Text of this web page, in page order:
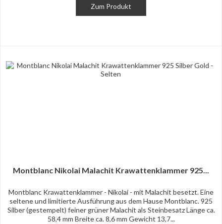
Zum Produkt
Montblanc Nikolai Malachit Krawattenklammer 925...
Montblanc Krawattenklammer - Nikolai - mit Malachit besetzt. Eine
seltene und limitierte Ausführung aus dem Hause Montblanc. 925
Silber (gestempelt) feiner grüner Malachit als Steinbesatz Länge ca.
58,4 mm Breite ca. 8,6 mm Gewicht 13,7...